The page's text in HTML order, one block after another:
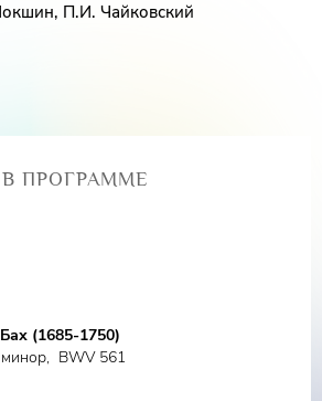
П.И. Чайковский
В ПРОГРАММЕ
(1685-1750)
BWV 561